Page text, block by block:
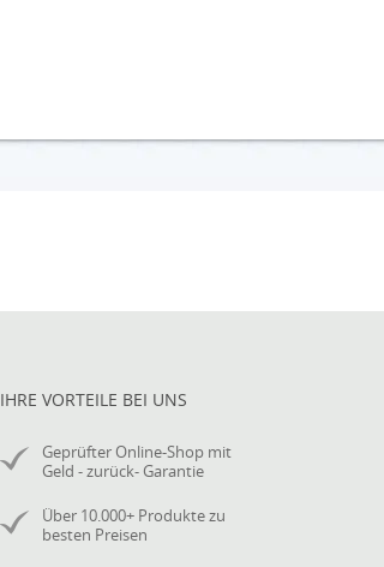
IHRE VORTEILE BEI UNS
Geprüfter Online-Shop mit
Geld - zurück- Garantie
Über 10.000+ Produkte zu
besten Preisen